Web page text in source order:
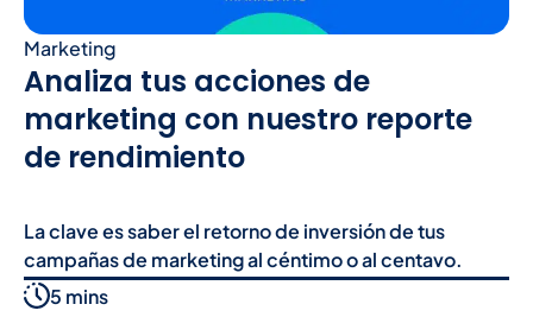
Marketing
Analiza tus acciones de
marketing con nuestro reporte
de rendimiento
La clave es saber el retorno de inversión de tus
campañas de marketing al céntimo o al centavo.
5 mins